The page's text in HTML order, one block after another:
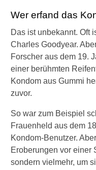
Wer erfand das
Das ist unbekannt. Oft
Charles Goodyear.
Forscher aus dem 19.
einer berühmten
Kondom aus Gummi
zuvor.
So war zum Beispiel
Frauenheld aus dem
Kondom-Benutzer.
Eroberungen vor einer
sondern vielmehr, um